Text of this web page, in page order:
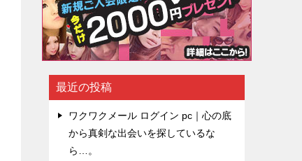
最近の投稿
ワクワクメール ログイン pc｜心の底
から真剣な出会いを探しているな
ら…。